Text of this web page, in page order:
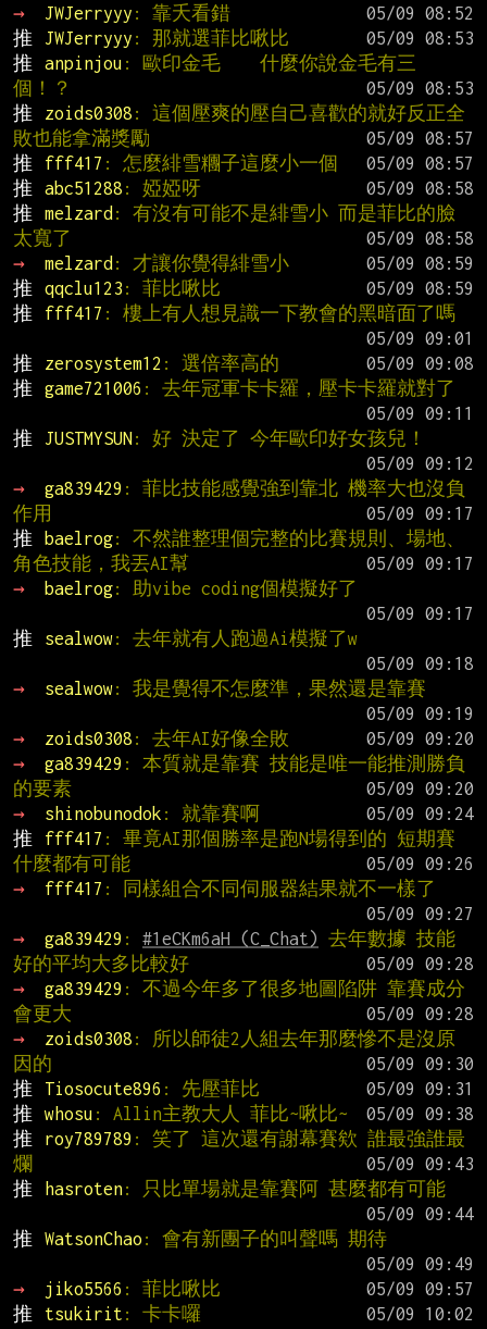
→
JWJerryyy : 靠夭看錯
推
JWJerryyy : 那就選菲比啾比
推
anpinjou : 歐印金毛    什麼你說金毛有三
個！？
推
zoids0308 : 這個壓爽的壓自己喜歡的就好反正全
敗也能拿滿獎勵
推
fff417 : 怎麼緋雪糰子這麼小一個
推
abc51288 : 婭婭呀
推
melzard : 有沒有可能不是緋雪小 而是菲比的臉
太寬了
→
melzard : 才讓你覺得緋雪小
推
qqclu123 : 菲比啾比
推
fff417 : 樓上有人想見識一下教會的黑暗面了嗎
推
zerosystem12 : 選倍率高的
推
game721006 : 去年冠軍卡卡羅，壓卡卡羅就對了
推
JUSTMYSUN: 好 決定了 今年歐印好女孩兒！
→
ga839429 : 菲比技能感覺強到靠北 機率大也沒負
作用
推
baelrog: 不然誰整理個完整的比賽規則、場地、
角色技能，我丟AI幫
→
baelrog: 助vibe coding個模擬好了
推
sealwow: 去年就有人跑過Ai模擬了w
→
sealwow: 我是覺得不怎麼準，果然還是靠賽
→
zoids0308 : 去年AI好像全敗
→
ga839429 : 本質就是靠賽 技能是唯一能推測勝負
的要素
→
shinobunodok : 就靠賽啊
推
fff417 : 畢竟AI那個勝率是跑N場得到的 短期賽
什麼都有可能
→
fff417 : 同樣組合不同伺服器結果就不一樣了
→
ga839429 : #1eCKm6aH (C_Chat) 去年數據 技能
好的平均大多比較好
→
ga839429 : 不過今年多了很多地圖陷阱 靠賽成分
會更大
→
zoids0308 : 所以師徒2人組去年那麼慘不是沒原
因的
推
Tiosocute896 : 先壓菲比
推
whosu : Allin主教大人 菲比~啾比~
推
roy789789 : 笑了 這次還有謝幕賽欸 誰最強誰最
爛
推
hasroten: 只比單場就是靠賽阿 甚麼都有可能
推
WatsonChao : 會有新團子的叫聲嗎 期待
→
jiko5566 : 菲比啾比
推
tsukirit : 卡卡囉